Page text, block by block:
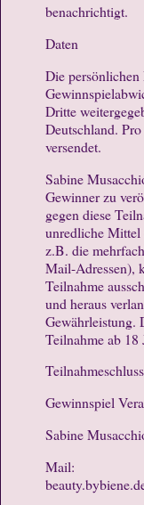
benachrichtigt.
Daten
Die
Dritte
Deutschland.
versendet.
Sabine
Gewinner zu
gegen diese
unredliche Mittel
z.B. die
Mail-Adressen),
Teilnahme
und heraus
Gewährleistung.
Teilnahme ab 18
Gewinnspiel
Sabine
Mail: